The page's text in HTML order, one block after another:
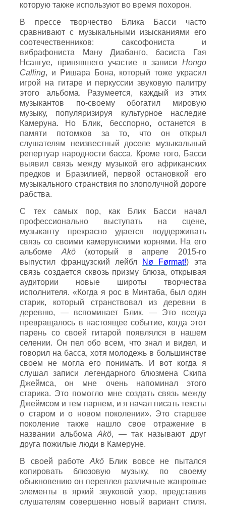
которую также используют во время похорон.
В прессе творчество Блика Басси часто
сравнивают с музыкальными изысканиями его
соотечественников: саксофониста и
вибрафониста Ману Диабанго, басиста Гая
Нсангуе, принявшего участие в записи Hongo
Calling, и Ришара Бона, который тоже украсил
игрой на гитаре и перкуссии звуковую палитру
этого альбома. Разумеется, каждый из этих
музыкантов по-своему обогатил мировую
музыку, популяризируя культурное наследие
Камеруна. Но Блик, бесспорно, останется в
памяти потомков за то, что он открыл
слушателям неизвестный доселе музыкальный
репертуар народности басса. Кроме того, Басси
выявил связь между музыкой его африканских
предков и Бразилией, первой остановкой его
музыкального странствия по злополучной дороге
рабства.
С тех самых пор, как Блик Басси начал
профессионально выступать на сцене,
музыканту прекрасно удается поддерживать
связь со своими камерунскими корнями. На его
альбоме Akö
(который в апреле 2015-го
выпустил французский лейбл
N ø Førmat!) эта
связь создается сквозь призму блюза, открывая
аудитории новые широты творчества
исполнителя. «Когда я рос в Минтаба, был один
старик, который странствовал из деревни в
деревню, — вспоминает Блик. — Это всегда
превращалось в настоящее событие, когда этот
парень со своей гитарой появлялся в нашем
селении. Он пел обо всем, что знал и видел, и
говорил на басса, хотя молодежь в большинстве
своем не могла его понимать. И вот когда я
слушал записи легендарного блюзмена Скипа
Джеймса, он мне очень напоминал этого
старика. Это помогло мне создать связь между
Джеймсом и тем парнем, и я начал писать тексты
о старом и о новом поколении». Это старшее
поколение также нашло свое отражение в
названии альбома Akö, — так называют друг
друга пожилые люди в Камеруне.
В своей работе AköБлик вовсе не пытался
копировать блюзовую музыку, по своему
обыкновению он переплел различные жанровые
элементы в яркий звуковой узор, представив
слушателям совершенно новый вариант стиля.